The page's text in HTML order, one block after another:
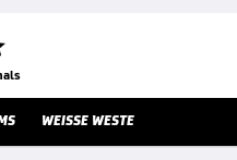
WEISSE WESTE